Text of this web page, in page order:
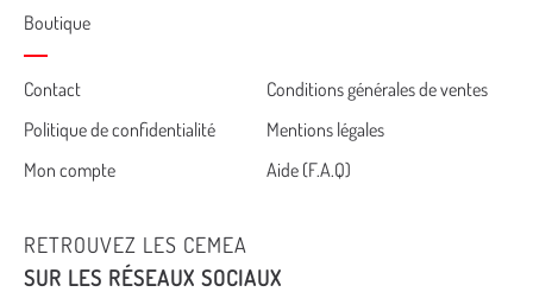
Boutique
Cemea
footer
Contact
Conditions générales de ventes
Politique de confidentialité
Mentions légales
Mon compte
Aide (F.A.Q)
RETROUVEZ LES CEMEA
SUR LES RÉSEAUX SOCIAUX